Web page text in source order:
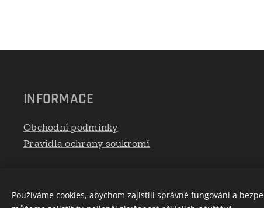
INFORMACE
Obchodní podmínky
Pravidla ochrany soukromí
Používáme cookies, abychom zajistili správné fungování a